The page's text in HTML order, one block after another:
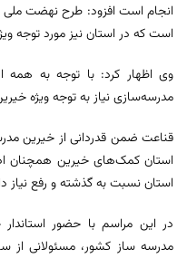
انجام است افزود: طرح نهضت
است که در استان نیز مورد توجه
وی اظهار کرد: با توجه به همه
مدرسه‌سازی نیاز به توجه ویژه
قناعت ضمن قدردانی از خیرین
استان کمک‌های خیرین همچنان
استان نسبت به گذشته و رفع نیاز
در این مراسم با حضور
مدرسه ساز کشور، مسئولانی از